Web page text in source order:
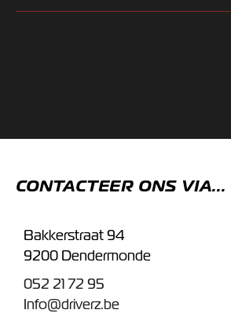
CONTACTEER ONS VIA...
Bakkerstraat 94
9200 Dendermonde
052 21 72 95
Info@driverz.be